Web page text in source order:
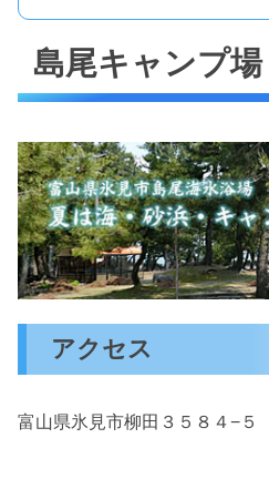
島尾キャンプ場
アクセス
富山県氷見市柳田３５８４−５